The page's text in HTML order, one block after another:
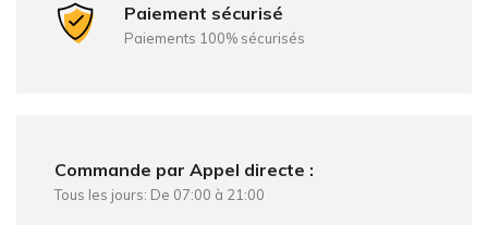
Paiement sécurisé
Paiements 100% sécurisés
Commande par Appel directe :
Tous les jours: De 07:00 à 21:00